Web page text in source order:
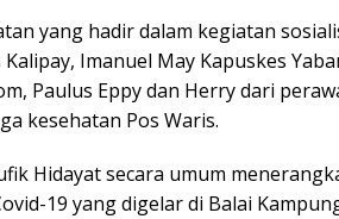
yang hadir dalam kegiatan
Imanuel May Kapuskes
Paulus Eppy dan Herry dari
kesehatan Pos Waris.
Hidayat secara umum
19 yang digelar di Balai